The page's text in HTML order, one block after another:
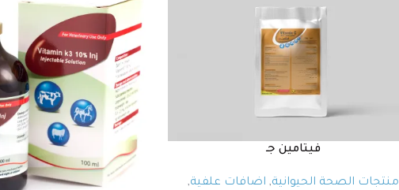
فيتامين جـ
منتجات الصحة الحيوانية, اضافات علفية,